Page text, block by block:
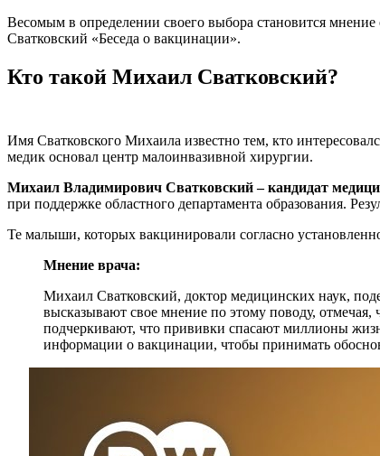
Весомым в определении своего выбора становится
Сватковский «Беседа о вакцинации».
Кто такой Михаил Сватковский?
Имя Сватковского Михаила известно тем, кто
медик основал центр малоинвазивной хирургии.
Михаил Владимирович Сватковский – кандидат
при поддержке областного департамента образования.
Те малыши, которых вакцинировали согласно
Мнение врача:
Михаил Сватковский, доктор медицинских наук,
высказывают свое мнение по этому поводу,
подчеркивают, что прививки спасают миллионы
информации о вакцинации, чтобы принимать